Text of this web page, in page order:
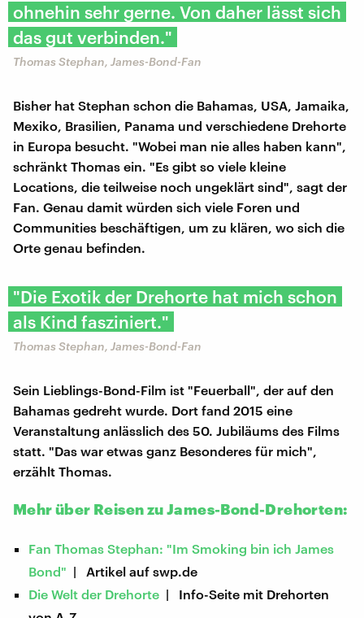
ohnehin sehr gerne. Von daher lässt sich
das gut verbinden."
Thomas Stephan, James-Bond-Fan
Bisher hat Stephan schon die Bahamas, USA, Jamaika,
Mexiko, Brasilien, Panama und verschiedene Drehorte
in Europa besucht. "Wobei man nie alles haben kann",
schränkt Thomas ein. "Es gibt so viele kleine
Locations, die teilweise noch ungeklärt sind", sagt der
Fan. Genau damit würden sich viele Foren und
Communities beschäftigen, um zu klären, wo sich die
Orte genau befinden.
"Die Exotik der Drehorte hat mich schon
als Kind fasziniert."
Thomas Stephan, James-Bond-Fan
Sein Lieblings-Bond-Film ist "Feuerball", der auf den
Bahamas gedreht wurde. Dort fand 2015 eine
Veranstaltung anlässlich des 50. Jubiläums des Films
statt. "Das war etwas ganz Besonderes für mich",
erzählt Thomas.
Mehr über Reisen zu James-Bond-Drehorten:
Fan Thomas Stephan: "Im Smoking bin ich James
Bond" | Artikel auf swp.de
Die Welt der Drehorte | Info-Seite mit Drehorten